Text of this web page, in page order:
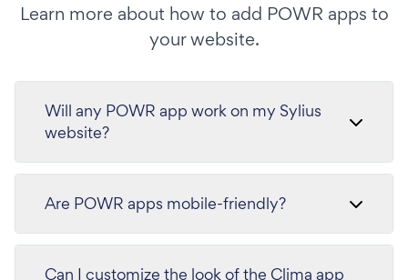
Learn more about how to add POWR apps to
your website.
Will any POWR app work on my Sylius
website?
Are POWR apps mobile-friendly?
Can I customize the look of the Clima app